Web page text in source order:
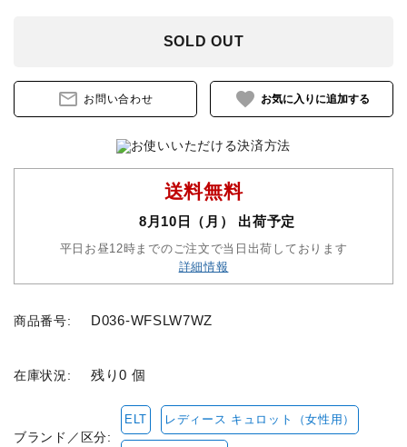
鞍・サドル用品・腹帯
セット品
収納バッグ
本・雑誌
その他ペットグッズ
SOLD OUT
mail_outline お問い合わせ favorite
送料無料
8月10日（月） 出荷予定
平日お昼12時までのご注文で当日出荷しております
詳細情報
商品番号: D036-WFSLW7WZ
在庫状況: 残り0 個
ブランド／区分:
ELT レディース キュロット（女性用）